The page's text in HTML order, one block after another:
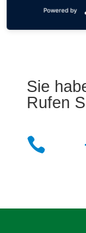
Sie
Rufen

Powered by